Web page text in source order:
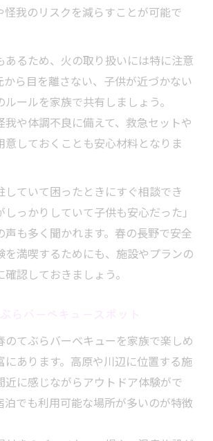
怪我のリスクを減らすことが可能で
あるため、火の取り扱いには特に注意
から目を離さない、子供が近づかない
ールを家族で共有しましょう。
我や体調不良に備えて、救急セットや
意しておくことも安心材料となりま
していて困ったときにすぐ相談でき
っかりしていて子供も安心だった」
声も多く聞かれます。春の長野で安全
を満喫するためにも、施設やプランの
認しておきましょう。
のてぶらバーベキューを家族で楽しめ
にあります。高原や川辺に位置する施
近に感じながらアウトドア体験がで
泊でも利用可能な場所が多いのが特徴